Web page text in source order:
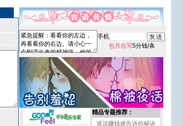
手机
包月自写5分钱/条
精品专题推荐：
谁说赚钱难告诉你秘诀